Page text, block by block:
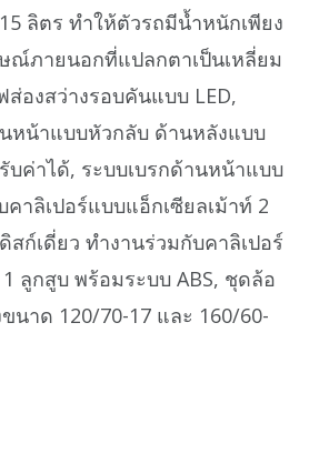
ลิตร ทำให้ตัวรถมีน้ำหนักเพียง
ณ์ภายนอกที่แปลกตาเป็นเหลี่ยม
องสว่างรอบคันแบบ LED,
หน้าแบบหัวกลับ ด้านหลังแบบ
บค่าได้, ระบบเบรกด้านหน้าแบบ
าลิเปอร์แบบแอ็กเซียลเม้าท์ 2
ก์เดี่ยว ทำงานร่วมกับคาลิเปอร์
ลูกสูบ พร้อมระบบ ABS, ชุดล้อ
นาด 120/70-17 และ 160/60-